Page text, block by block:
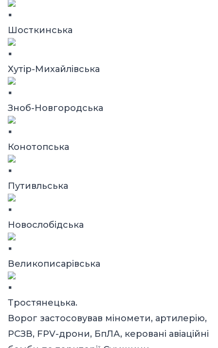
Шосткинська
Хутір-Михайлівська
Зноб-Новгородська
Конотопська
Путивльська
Новослобідська
Великописарівська
Тростянецька.
Ворог застосовував міномети, артилерію,
РСЗВ, FPV-дрони, БпЛА, керовані авіаційні